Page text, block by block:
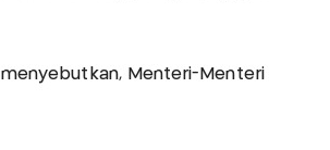
menyebutkan, Menteri-Menteri